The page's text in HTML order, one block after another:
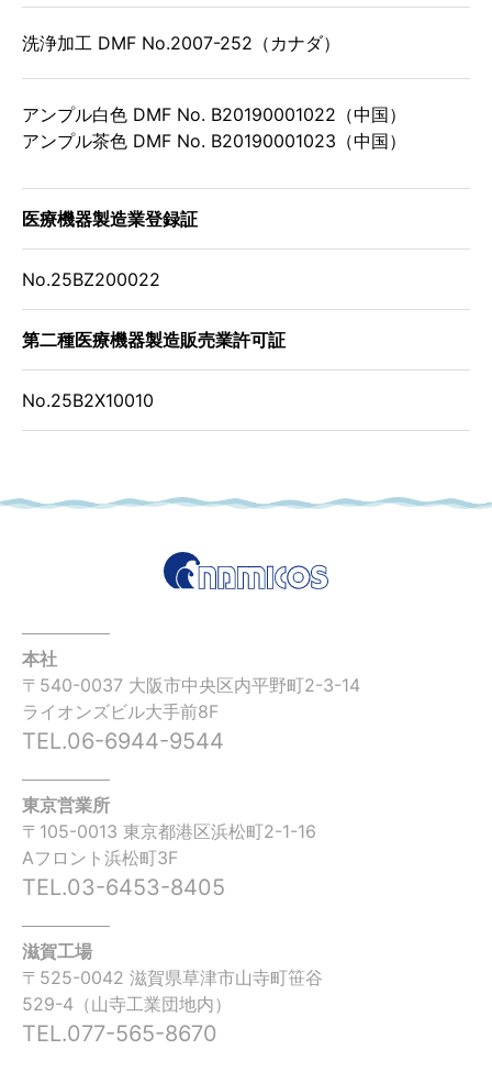
洗浄加工 DMF No.2007-252（カナダ）
アンプル白色 DMF No. B20190001022（中国）
アンプル茶色 DMF No. B20190001023（中国）
医療機器製造業登録証
No.25BZ200022
第二種医療機器製造販売業許可証
No.25B2X10010
本社
〒540-0037 大阪市中央区内平野町2-3-14
ライオンズビル大手前8F
TEL.06-6944-9544
東京営業所
〒105-0013 東京都港区浜松町2-1-16
Aフロント浜松町3F
TEL.03-6453-8405
滋賀工場
〒525-0042 滋賀県草津市山寺町笹谷
529-4（山寺工業団地内）
TEL.077-565-8670